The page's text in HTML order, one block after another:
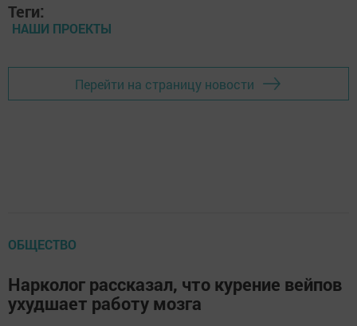
Теги:
НАШИ ПРОЕКТЫ
Перейти на страницу новости
ОБЩЕСТВО
Нарколог рассказал, что курение вейпов
ухудшает работу мозга